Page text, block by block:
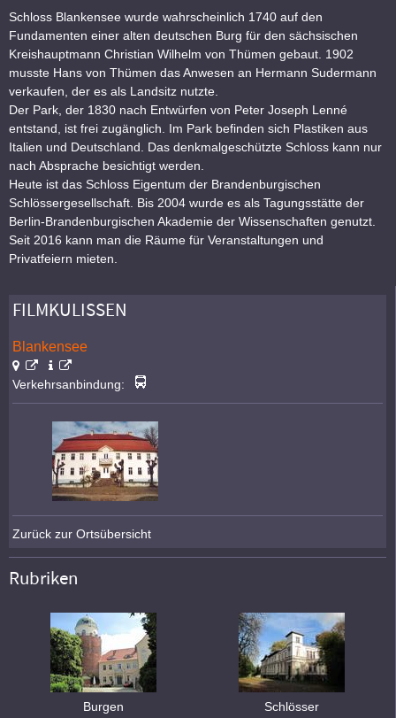
Schloss Blankensee wurde wahrscheinlich 1740 auf den
Fundamenten einer alten deutschen Burg für den sächsischen
Kreishauptmann Christian Wilhelm von Thümen gebaut. 1902
musste Hans von Thümen das Anwesen an Hermann Sudermann
verkaufen, der es als Landsitz nutzte.
Der Park, der 1830 nach Entwürfen von Peter Joseph Lenné
entstand, ist frei zugänglich. Im Park befinden sich Plastiken aus
Italien und Deutschland. Das denkmalgeschützte Schloss kann nur
nach Absprache besichtigt werden.
Heute ist das Schloss Eigentum der Brandenburgischen
Schlössergesellschaft. Bis 2004 wurde es als Tagungsstätte der
Berlin-Brandenburgischen Akademie der Wissenschaften genutzt.
Seit 2016 kann man die Räume für Veranstaltungen und
Privatfeiern mieten.
FILMKULISSEN
Blankensee
Verkehrsanbindung:
Zurück zur Ortsübersicht
Rubriken
Burgen Schlösser